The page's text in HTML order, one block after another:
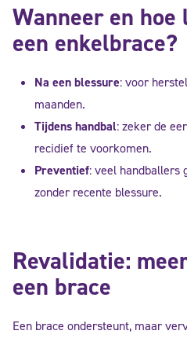
Wanneer en
een enkelbrace?
Na een blessure: voor
maanden.
Tijdens handbal: zeker de
recidief te voorkomen.
Preventief: veel handballers
zonder recente blessure.
Revalidatie:
een brace
Een brace ondersteunt, maar